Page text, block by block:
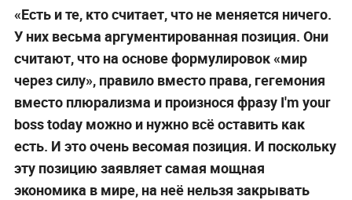
«Есть и те, кто считает, что не меняется ничего.
У них весьма аргументированная позиция. Они
считают, что на основе формулировок «мир
через силу», правило вместо права, гегемония
вместо плюрализма и произнося фразу I'm your
boss today можно и нужно всё оставить как
есть. И это очень весомая позиция. И поскольку
эту позицию заявляет самая мощная
экономика в мире, на неё нельзя закрывать